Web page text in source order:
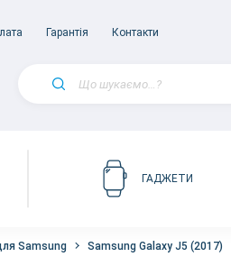
Гарантія Контакти
ГАДЖЕТИ
Samsung Samsung Galaxy J5 (2017)